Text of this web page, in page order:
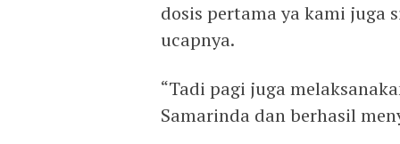
dosis pertama ya kami juga
ucapnya.
“Tadi pagi juga
Samarinda dan berhasil